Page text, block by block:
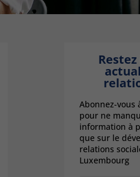
Abonnez-vous
pour ne
information à
que sur le
relations
Luxembourg